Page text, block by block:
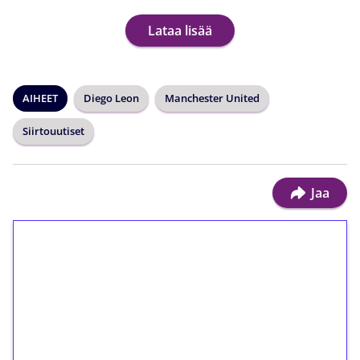
Lataa lisää
AIHEET Diego Leon Manchester United
Siirtouutiset
Jaa